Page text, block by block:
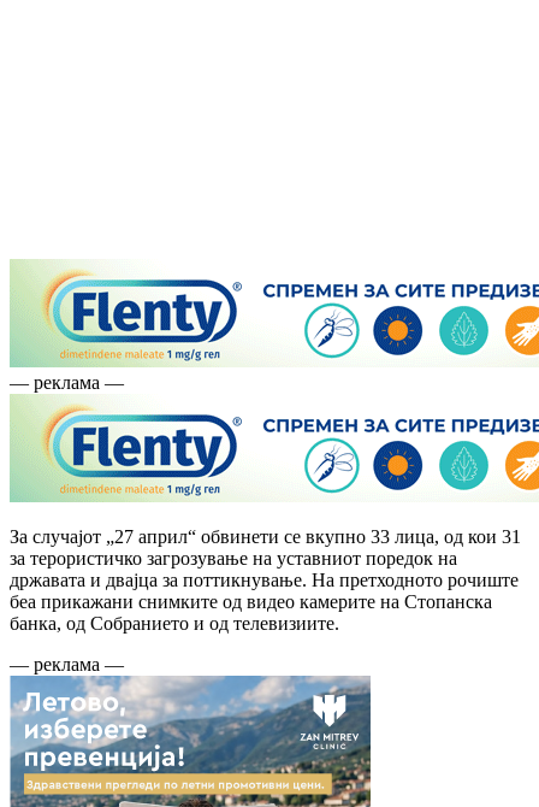
— реклама —
За случајот „27 април“ обвинети се вкупно 33 лица, од кои 31
за терористичко загрозување на уставниот поредок на
државата и двајца за поттикнување. На претходното рочиште
беа прикажани снимките од видео камерите на Стопанска
банка, од Собранието и од телевизиите.
— реклама —